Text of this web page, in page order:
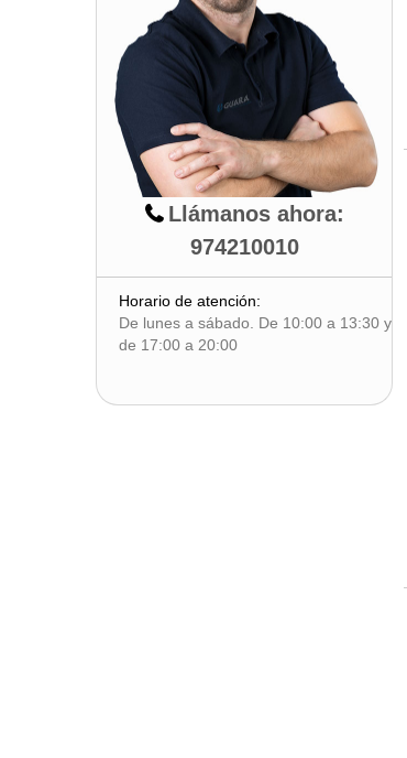
Llámanos ahora:
974210010
Horario de atención:
De lunes a sábado. De 10:00 a 13:30 y
de 17:00 a 20:00